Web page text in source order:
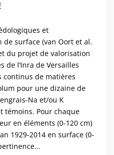
et
de surface (van Oort et al.
du projet de valorisation
de l’Inra de Versailles
continus de matières
pour une dizaine de
Na et/ou K
témoins. Pour chaque
en éléments (0-120 cm)
1929-2014 en surface (0-